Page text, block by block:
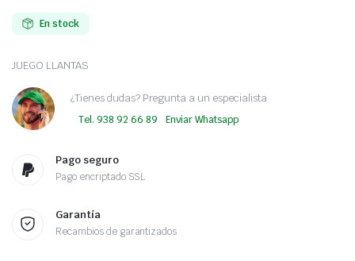
En stock
JUEGO LLANTAS
¿Tienes dudas? Pregunta a un especialista
Tel. 938 92 66 89 Enviar Whatsapp
Pago seguro
Pago encriptado SSL
Garantía
Recambios de garantizados